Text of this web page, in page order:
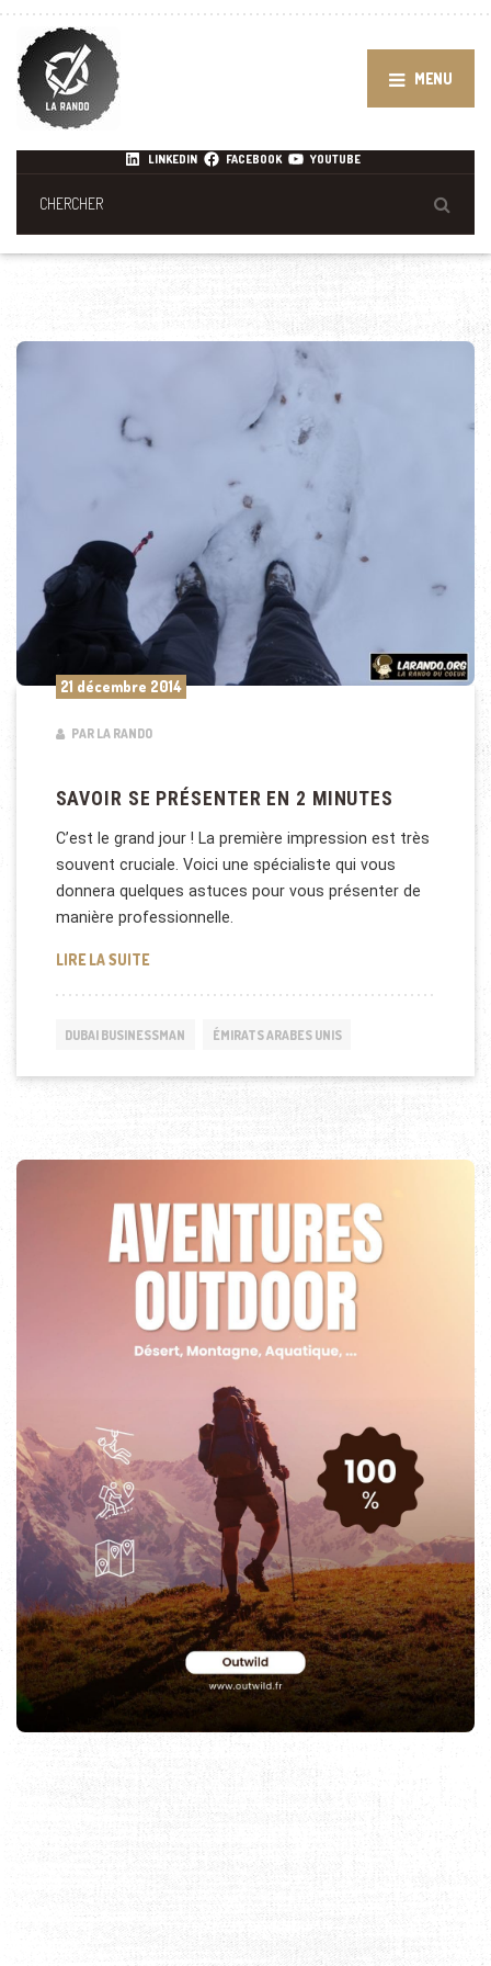
MENU
LINKEDIN FACEBOOK YOUTUBE
21 décembre 2014
PAR LA RANDO
SAVOIR SE PRÉSENTER EN 2 MINUTES
C’est le grand jour ! La première impression est très
souvent cruciale. Voici une spécialiste qui vous
donnera quelques astuces pour vous présenter de
manière professionnelle.
LIRE LA SUITESAVOIR SE PRÉSENTER EN 2 MINUTES
DUBAI BUSINESSMAN ÉMIRATS ARABES UNIS